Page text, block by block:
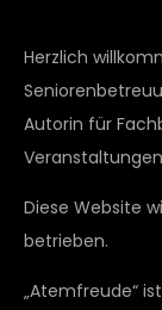
Herzlich
Autorin für
Diese Website
betrieben.
„Atemfreude“